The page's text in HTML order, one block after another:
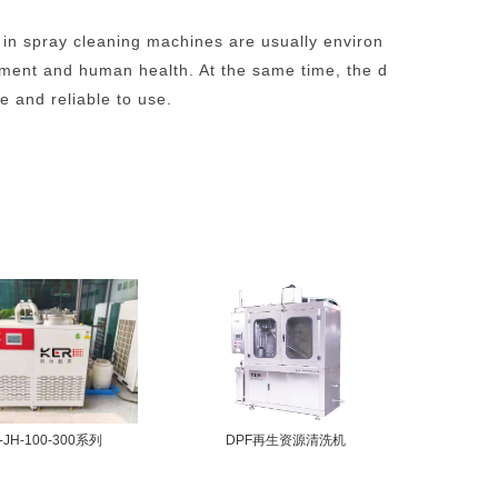
spray cleaning machines are usually environ
and human health. At the same time, the d
and reliable to use.
JH-100-300系列 DPF再生资源清洗机